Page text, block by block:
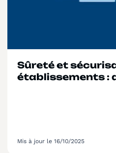
Sûreté et
établissements :
Mis à jour le 16/10/2025